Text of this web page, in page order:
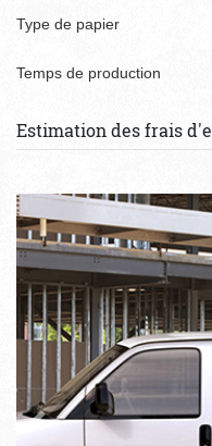
Type de papier
Temps de production
Estimation des frais